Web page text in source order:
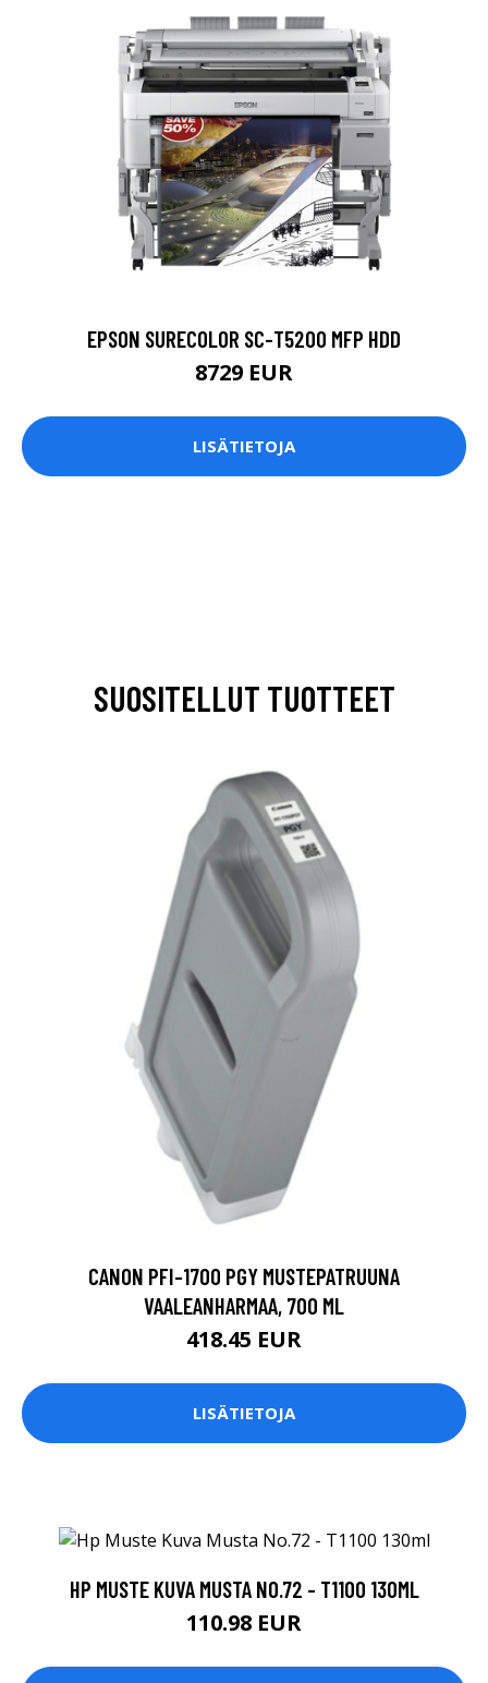
EPSON SURECOLOR SC-T5200 MFP HDD
8729 EUR
LISÄTIETOJA
SUOSITELLUT TUOTTEET
CANON PFI-1700 PGY MUSTEPATRUUNA
VAALEANHARMAA, 700 ML
418.45 EUR
LISÄTIETOJA
HP MUSTE KUVA MUSTA NO.72 - T1100 130ML
110.98 EUR